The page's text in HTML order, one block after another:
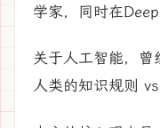
学家，同时在
关于人工智能，
人类的知识规则